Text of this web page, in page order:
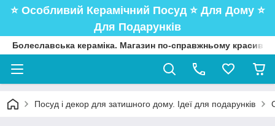
⭐️ Особливий Керамічний Посуд ⭐️ Для Дому ⭐️
Для Подарунків
Болеславська кераміка. Магазин по-справжньому
Посуд і декор для затишного дому. Ідеї для подарунків